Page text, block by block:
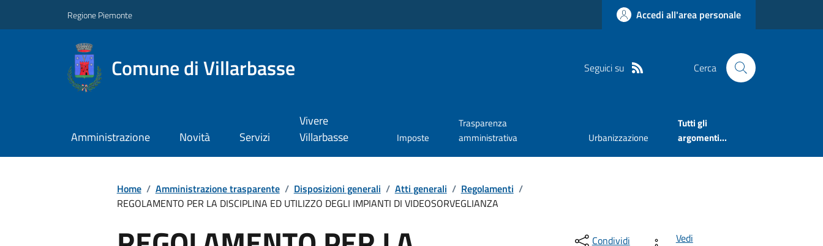
Regione Piemonte Accedi all'area personale
Comune di Villarbasse Seguici su Cerca
Amministrazione Novità Servizi
Vivere
Villarbasse
Imposte
Trasparenza
amministrativa
Urbanizzazione
Tutti gli
argomenti...
Home / Amministrazione trasparente / Disposizioni generali / Atti generali / Regolamenti /
REGOLAMENTO PER LA DISCIPLINA ED UTILIZZO DEGLI IMPIANTI DI VIDEOSORVEGLIANZA
Condividi
Vedi